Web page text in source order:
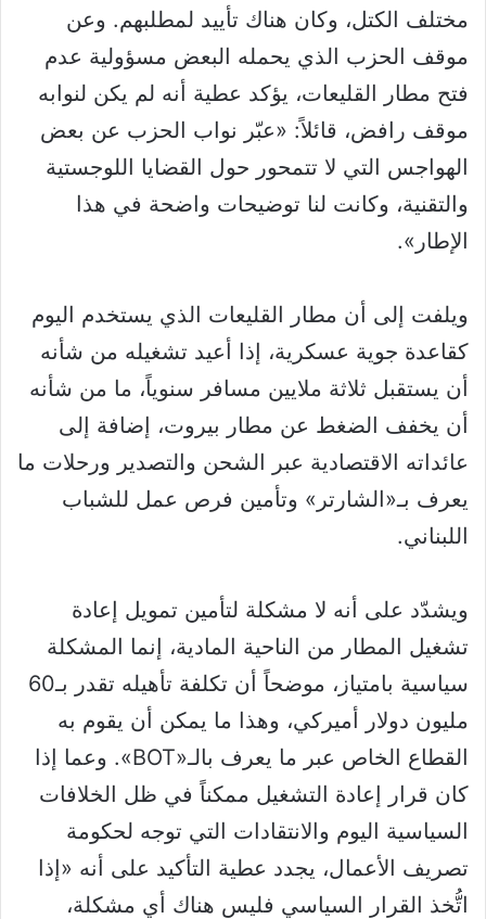
مختلف الكتل، وكان هناك تأييد لمطلبهم. وعن
موقف الحزب الذي يحمله البعض مسؤولية عدم
فتح مطار القليعات، يؤكد عطية أنه لم يكن لنوابه
موقف رافض، قائلاً: «عبّر نواب الحزب عن بعض
الهواجس التي لا تتمحور حول القضايا اللوجستية
والتقنية، وكانت لنا توضيحات واضحة في هذا
الإطار».
ويلفت إلى أن مطار القليعات الذي يستخدم اليوم
كقاعدة جوية عسكرية، إذا أعيد تشغيله من شأنه
أن يستقبل ثلاثة ملايين مسافر سنوياً، ما من شأنه
أن يخفف الضغط عن مطار بيروت، إضافة إلى
عائداته الاقتصادية عبر الشحن والتصدير ورحلات ما
يعرف بـ«الشارتر» وتأمين فرص عمل للشباب
اللبناني.
ويشدّد على أنه لا مشكلة لتأمين تمويل إعادة
تشغيل المطار من الناحية المادية، إنما المشكلة
سياسية بامتياز، موضحاً أن تكلفة تأهيله تقدر بـ60
مليون دولار أميركي، وهذا ما يمكن أن يقوم به
القطاع الخاص عبر ما يعرف بالـ«BOT». وعما إذا
كان قرار إعادة التشغيل ممكناً في ظل الخلافات
السياسية اليوم والانتقادات التي توجه لحكومة
تصريف الأعمال، يجدد عطية التأكيد على أنه «إذا
اتُّخذ القرار السياسي فليس هناك أي مشكلة،